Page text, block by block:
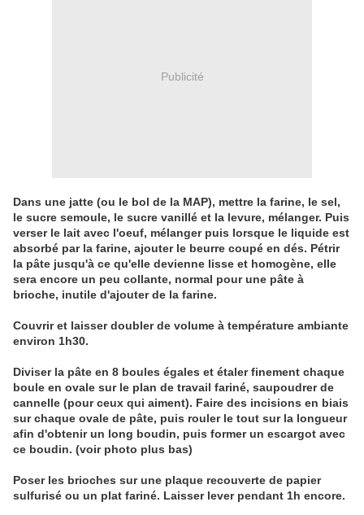
Publicité
Dans une jatte (ou le bol de la MAP), mettre la farine, le sel,
le sucre semoule, le sucre vanillé et la levure, mélanger. Puis
verser le lait avec l'oeuf, mélanger puis lorsque le liquide est
absorbé par la farine, ajouter le beurre coupé en dés. Pétrir
la pâte jusqu'à ce qu'elle devienne lisse et homogène, elle
sera encore un peu collante, normal pour une pâte à
brioche, inutile d'ajouter de la farine.
Couvrir et laisser doubler de volume à température ambiante
environ 1h30.
Diviser la pâte en 8 boules égales et étaler finement chaque
boule en ovale sur le plan de travail fariné, saupoudrer de
cannelle (pour ceux qui aiment). Faire des incisions en biais
sur chaque ovale de pâte, puis rouler le tout sur la longueur
afin d'obtenir un long boudin, puis former un escargot avec
ce boudin. (voir photo plus bas)
Poser les brioches sur une plaque recouverte de papier
sulfurisé ou un plat fariné. Laisser lever pendant 1h encore.